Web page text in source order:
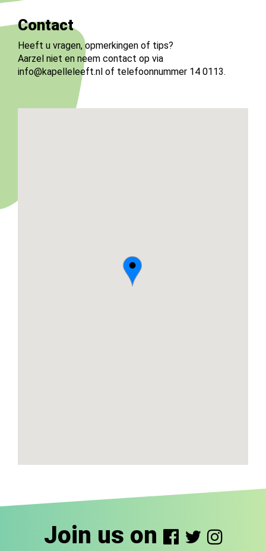
Contact
Heeft u vragen, opmerkingen of tips?
Aarzel niet en neem contact op via
info@kapelleleeft.nl of telefoonnummer 14 0113.
Join us on